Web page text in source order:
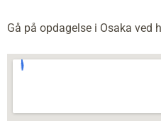
Gå på opdagelse i Osaka ved